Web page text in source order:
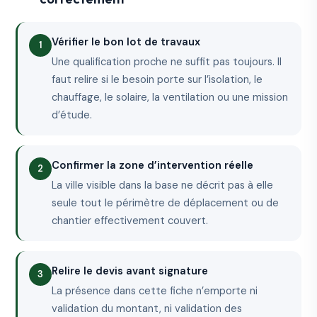
Vérifier le bon lot de travaux
Une qualification proche ne suffit pas toujours. Il
faut relire si le besoin porte sur l’isolation, le
chauffage, le solaire, la ventilation ou une mission
d’étude.
Confirmer la zone d’intervention réelle
La ville visible dans la base ne décrit pas à elle
seule tout le périmètre de déplacement ou de
chantier effectivement couvert.
Relire le devis avant signature
La présence dans cette fiche n’emporte ni
validation du montant, ni validation des